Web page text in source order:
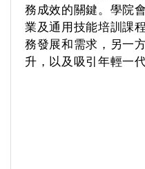
務成效的關鍵。學院
業及通用技能培訓課
務發展和需求，另一
升，以及吸引年輕一